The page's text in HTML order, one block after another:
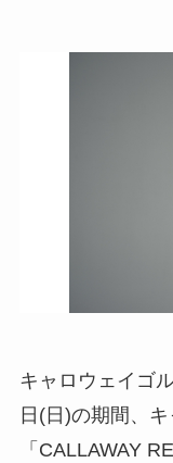
キャロウェイゴ
日(日)の期間、
「CALLAWAY